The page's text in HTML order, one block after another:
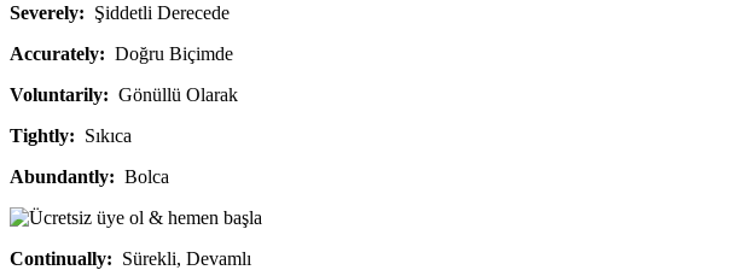
Severely: Şiddetli Derecede
Accurately: Doğru Biçimde
Voluntarily: Gönüllü Olarak
Tightly: Sıkıca
Abundantly: Bolca
Continually: Sürekli, Devamlı